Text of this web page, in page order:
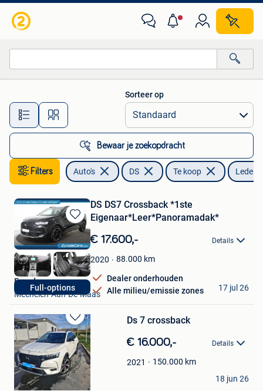
Alle afstanden…
Sorteer op
Bewaar je zoekopdracht
Filters Auto's DS Te koop Leder
Bewaren
in
Mijn
Favorieten
Full-options
DS DS7 Crossback *1ste
Eigenaar*Leer*Panoramadak*
€ 17.600,- Details
2020 88.000 km
Dealer onderhouden
Alle milieu/emissie zones
Eurodecars
Mechelen-Aan-De-Maas
17 jul 26
Bewaren
in
Mijn
Favorieten
Ds 7 crossback
€ 16.000,- Details
2021 150.000 km
devos
Tournai
18 jun 26
Bewaren